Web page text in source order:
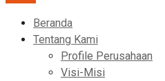
Beranda
Tentang Kami
Profile Perusahaan
Visi-Misi